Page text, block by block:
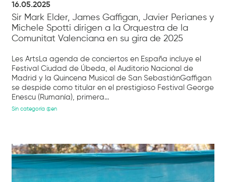
16.05.2025
Sir Mark Elder, James Gaffigan, Javier Perianes y
Michele Spotti dirigen a la Orquestra de la
Comunitat Valenciana en su gira de 2025
Les ArtsLa agenda de conciertos en España incluye el
Festival Ciudad de Úbeda, el Auditorio Nacional de
Madrid y la Quincena Musical de San SebastiánGaffigan
se despide como titular en el prestigioso Festival George
Enescu (Rumanía), primera...
Sin categoría @en